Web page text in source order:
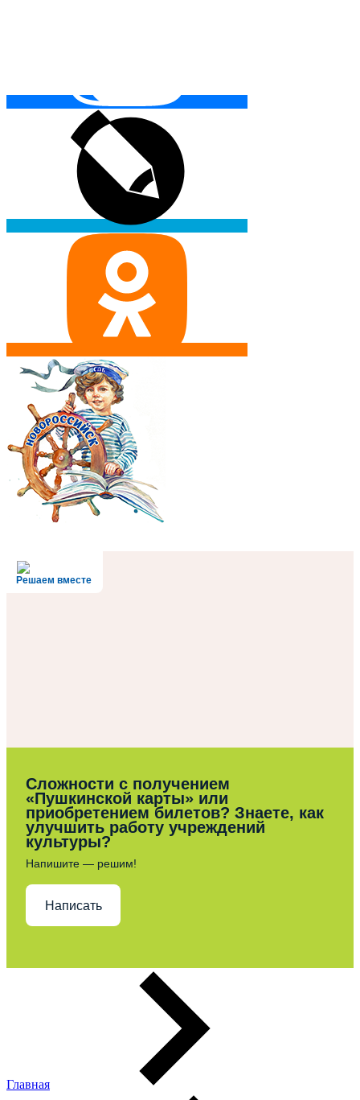
Решаем вместе
Сложности с получением
«Пушкинской карты» или
приобретением билетов? Знаете, как
улучшить работу учреждений
культуры?
Напишите — решим!
Написать
Главная